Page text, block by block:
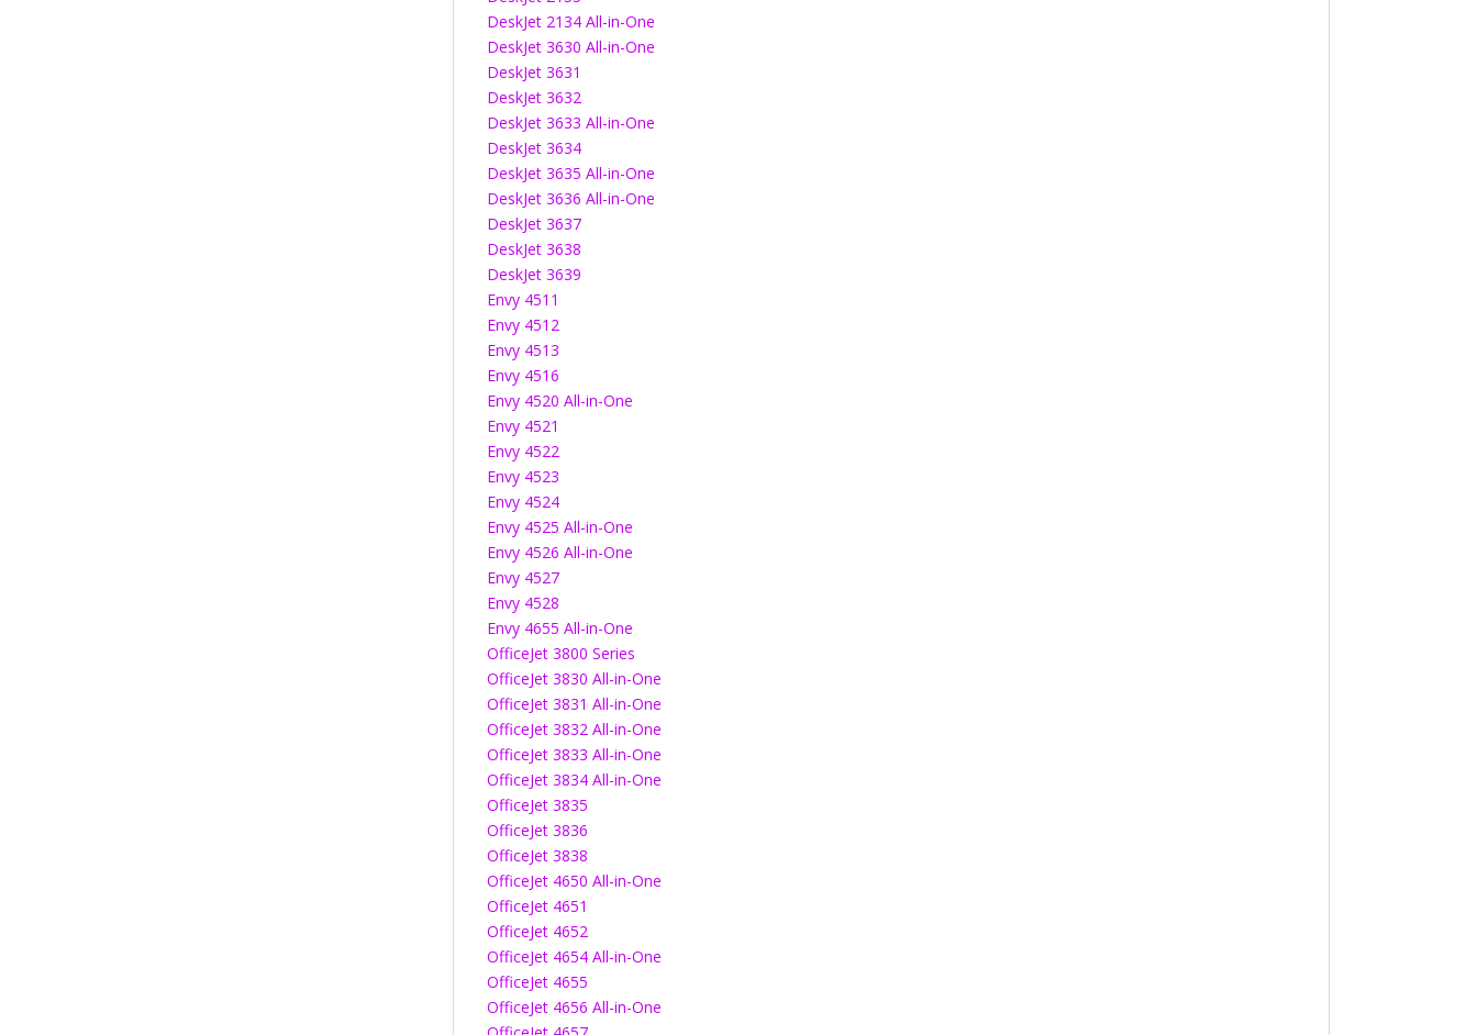
DeskJet 2134 All-in-One
DeskJet 3630 All-in-One
DeskJet 3631
DeskJet 3632
DeskJet 3633 All-in-One
DeskJet 3634
DeskJet 3635 All-in-One
DeskJet 3636 All-in-One
DeskJet 3637
DeskJet 3638
DeskJet 3639
Envy 4511
Envy 4512
Envy 4513
Envy 4516
Envy 4520 All-in-One
Envy 4521
Envy 4522
Envy 4523
Envy 4524
Envy 4525 All-in-One
Envy 4526 All-in-One
Envy 4527
Envy 4528
Envy 4655 All-in-One
OfficeJet 3800 Series
OfficeJet 3830 All-in-One
OfficeJet 3831 All-in-One
OfficeJet 3832 All-in-One
OfficeJet 3833 All-in-One
OfficeJet 3834 All-in-One
OfficeJet 3835
OfficeJet 3836
OfficeJet 3838
OfficeJet 4650 All-in-One
OfficeJet 4651
OfficeJet 4652
OfficeJet 4654 All-in-One
OfficeJet 4655
OfficeJet 4656 All-in-One